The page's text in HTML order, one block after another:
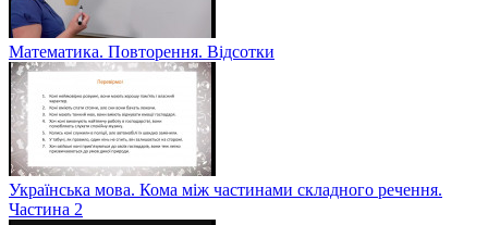
Математика. Повторення. Відсотки
Українська мова. Кома між частинами складного речення.
Частина 2